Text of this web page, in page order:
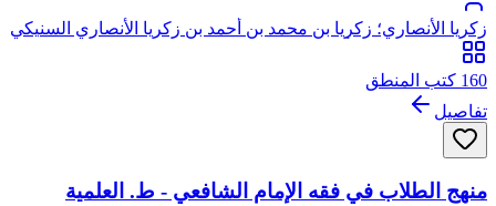
زكريا الأنصاري؛ زكريا بن محمد بن أحمد بن زكريا الأنصاري السنيكي
المصري الشافعي، أبو يحيى
160 كتب المنطق
تفاصيل
منهج الطلاب في فقه الإمام الشافعي - ط. العلمية